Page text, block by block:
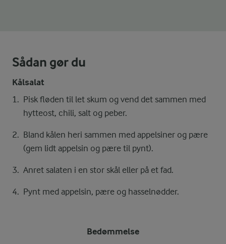
Sådan gør du
Kålsalat
Pisk fløden til let skum og vend det sammen med
hytteost, chili, salt og peber.
Bland kålen heri sammen med appelsiner og pære
(gem lidt appelsin og pære til pynt).
Anret salaten i en stor skål eller på et fad.
Pynt med appelsin, pære og hasselnødder.
Bedømmelse